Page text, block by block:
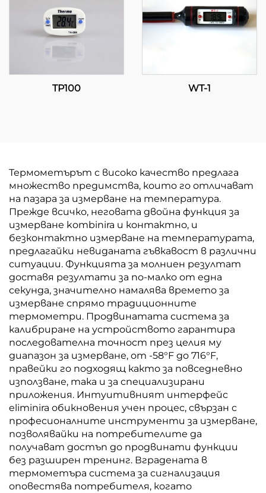
Приложения
TP100 WT-1
Термометърът с високо качество предлага
множество предимства, които го отличават
на пазара за измерване на температура.
Прежде всичко, неговата двойна функция за
измерване kombinira и контактно, и
безконтактно измерване на температурата,
предлагайки невиданата гъвкавост в различни
ситуации. Функцията за молниен резултат
доставя резултати за по-малко от една
секунда, значително намалява времето за
измерване спрямо традиционните
термометри. Продвинатата система за
калибриране на устройството гарантира
последователна точност през целия му
диапазон за измерване, от -58°F до 716°F,
правейки го подходящ както за повседневно
използване, така и за специализирани
приложения. Интуитивният интерфейс
eliminira обикновения учен процес, свързан с
професионалните инструменти за измерване,
позволявайки на потребителите да
получават достъп до продвинати функции
без разширен тренинг. Вградената в
термометъра система за сигнализация
оповестява потребителя, когато